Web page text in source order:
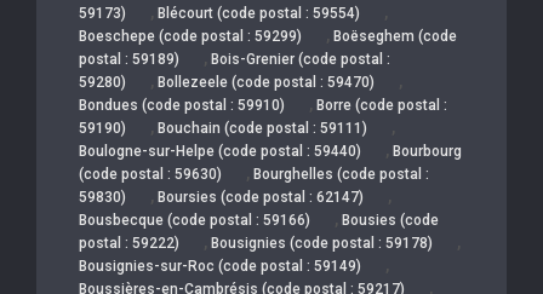
59173)
, Blécourt (code postal : 59554) ,
Boeschepe (code postal : 59299) , Boëseghem (code
postal : 59189)
, Bois-Grenier (code postal :
59280)
, Bollezeele (code postal : 59470) ,
Bondues (code postal : 59910) , Borre (code postal :
59190)
, Bouchain (code postal : 59111) ,
Boulogne-sur-Helpe (code postal : 59440) , Bourbourg
(code postal : 59630)
, Bourghelles (code postal :
59830)
, Boursies (code postal : 62147) ,
Bousbecque (code postal : 59166) , Bousies (code
postal : 59222)
, Bousignies (code postal : 59178) ,
Bousignies-sur-Roc (code postal : 59149) ,
Boussières-en-Cambrésis (code postal : 59217) ,